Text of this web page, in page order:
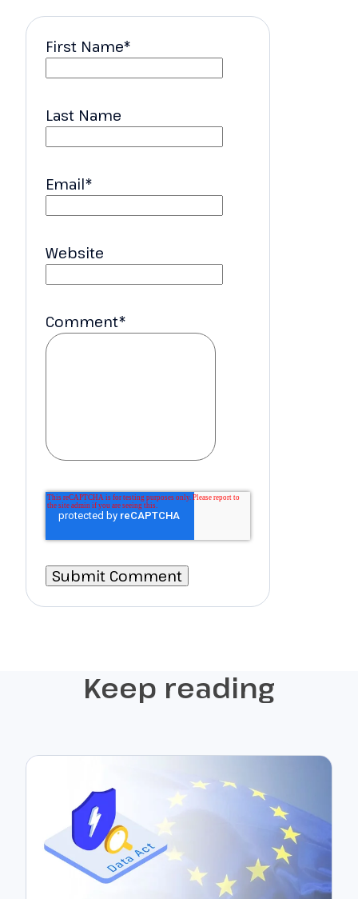
First Name*
Last Name
Email*
Website
Comment*
Keep reading